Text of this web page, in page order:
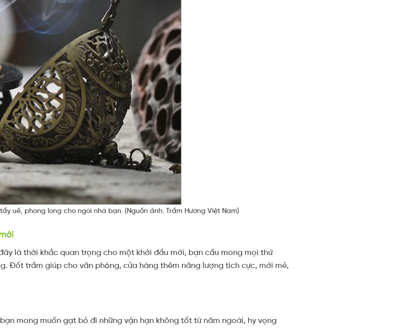
uế, phong long cho ngôi nhà bạn. (Nguồn ảnh: Trầm Hương Việt Nam)
là thời khắc quan trọng cho một khởi đầu mới, bạn cầu mong mọi thứ
Đốt trầm giúp cho văn phòng, cửa hàng thêm năng lượng tích cực, mới mẻ,
mong muốn gạt bỏ đi những vận hạn không tốt từ năm ngoái, hy vọng